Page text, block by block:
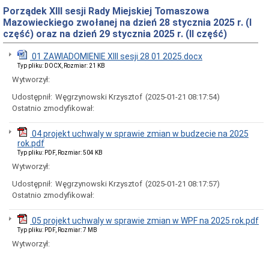
Prezydium
Rady
Miejskiej
Dyżury
Biurze
Rady
Miejskiej
Składy
komisji
stałych
doraźnych
Sesje
Rady
Miejskiej
zapytania
Transmisje
obrad
sesji
Porządek XIII sesji Rady Miejskiej Tomaszowa
Mazowieckiego zwołanej na dzień 28 stycznia 2025 r. (I
część) oraz na dzień 29 stycznia 2025 r. (II część)
01 ZAWIADOMIENIE XIII sesji 28 01 2025.docx
Typ pliku: DOCX, Rozmiar: 21 KB
Wytworzył:
Udostępnił: Węgrzynowski Krzysztof (2025-01-21 08:17:54)
Ostatnio zmodyfikował:
04 projekt uchwaly w sprawie zmian w budzecie na 2025
rok.pdf
Typ pliku: PDF, Rozmiar: 504 KB
Wytworzył:
Udostępnił: Węgrzynowski Krzysztof (2025-01-21 08:17:57)
Ostatnio zmodyfikował:
05 projekt uchwaly w sprawie zmian w WPF na 2025 rok.pdf
Typ pliku: PDF, Rozmiar: 7 MB
Wytworzył: